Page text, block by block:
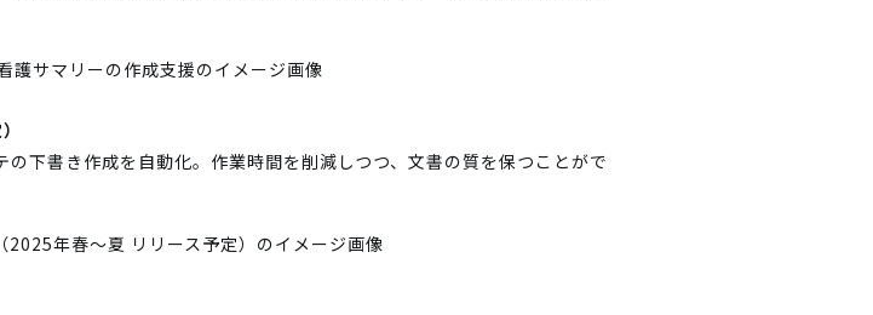
下書き作成を自動化。作業時間を削減しつつ、文書の質を保つことがで